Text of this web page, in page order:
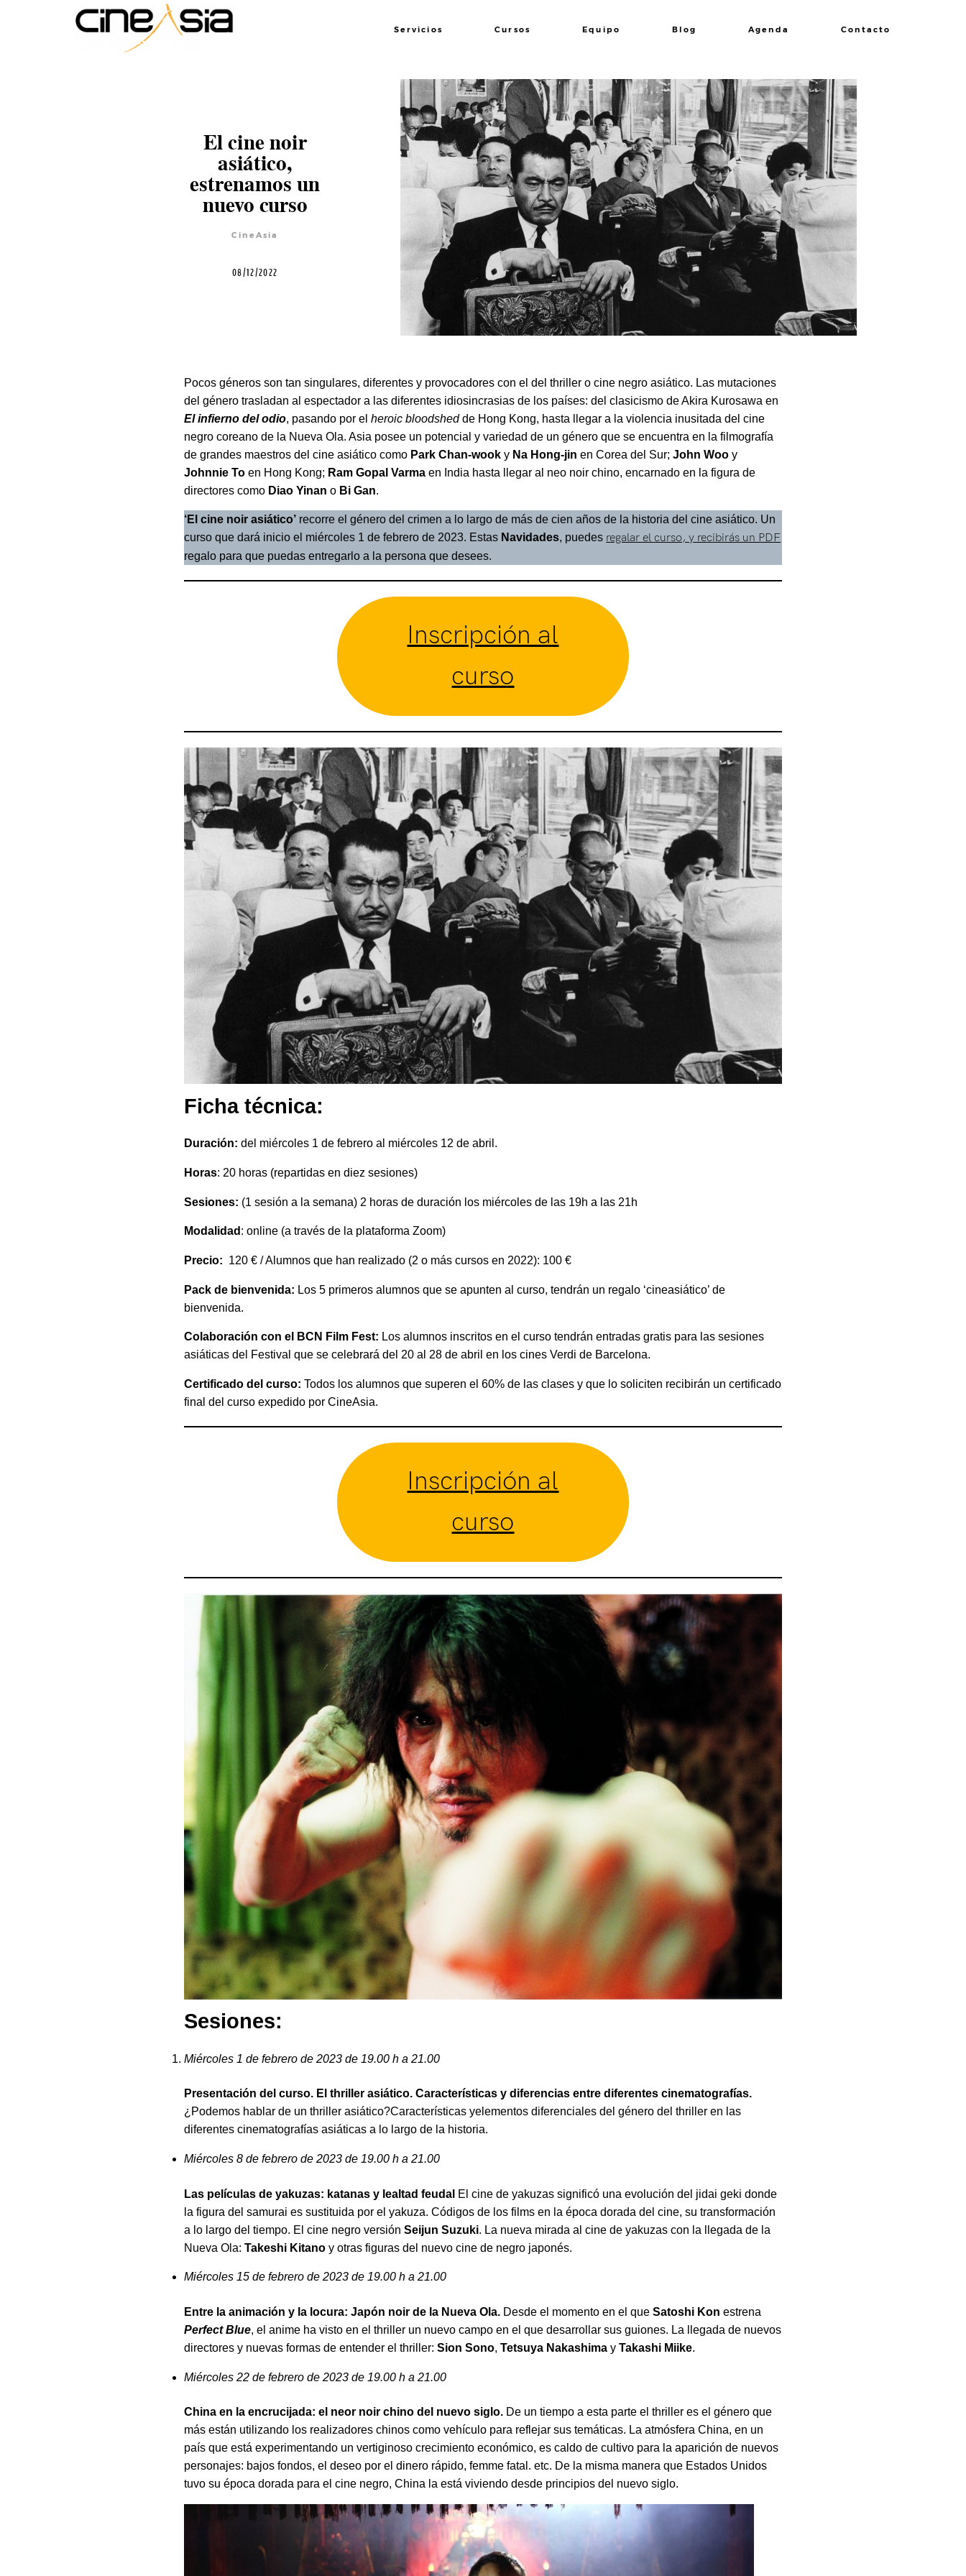
Servicios Cursos Equipo Blog Agenda Contacto
El cine noir
asiático,
estrenamos un
nuevo curso
CineAsia
08/12/2022
Pocos géneros son tan singulares, diferentes y provocadores con el del thriller o cine negro asiático. Las mutaciones
del género trasladan al espectador a las diferentes idiosincrasias de los países: del clasicismo de Akira Kurosawa en
El infierno del odio, pasando por elheroic bloodshedde Hong Kong, hasta llegar a la violencia inusitada del cine
negro coreano de la Nueva Ola. Asia posee un potencial y variedad de un género que se encuentra en la filmografía
de grandes maestros del cine asiático como Park Chan-wook y Na Hong-jin en Corea del Sur;John Woo y
Johnnie To en Hong Kong; Ram Gopal Varma en India hasta llegar al neo noir chino, encarnado en la figura de
directores como Diao Yinan o Bi Gan.
‘El cine noir asiático’ recorre el género del crimen a lo largo de más de cien años de la historia del cine asiático. Un
curso que dará inicio el miércoles 1 de febrero de 2023. Estas Navidades, puedes regalar el curso, y recibirás un PDF
regalo para que puedas entregarlo a la persona que desees.
Inscripción al
curso
Ficha técnica:
Duración: del miércoles 1 de febrero al miércoles 12 de abril.
Horas: 20 horas (repartidas en diez sesiones)
Sesiones: (1 sesión a la semana) 2 horas de duración los miércoles de las 19h a las 21h
Modalidad : online (a través de la plataforma Zoom)
Precio: 120 € / Alumnos que han realizado (2 o más cursos en 2022): 100 €
Pack de bienvenida: Los 5 primeros alumnos que se apunten al curso, tendrán un regalo ‘cineasiático’ de
bienvenida.
Colaboración con el BCN Film Fest: Los alumnos inscritos en el curso tendrán entradas gratis para las sesiones
asiáticas del Festival que se celebrará del 20 al 28 de abril en los cines Verdi de Barcelona.
Certificado del curso: Todos los alumnos que superen el 60% de las clases y que lo soliciten recibirán un certificado
final del curso expedido por CineAsia.
Inscripción al
curso
Sesiones:
Miércoles 1 de febrero de 2023 de 19.00 h a 21.00
Presentación del curso. El thriller asiático. Características y diferencias entre diferentes cinematografías.
¿Podemos hablar de un thriller asiático?Características yelementos diferenciales del género del thriller en las
diferentes cinematografías asiáticas a lo largo de la historia.
Miércoles 8 de febrero de 2023 de 19.00 h a 21.00
Las películas de yakuzas: katanas y lealtad feudal El cine de yakuzas significó una evolución del jidai geki donde
la figura del samurai es sustituida por el yakuza. Códigos de los films en la época dorada del cine, su transformación
a lo largo del tiempo. El cine negro versiónSeijun Suzuki. La nueva mirada al cine de yakuzas con la llegada de la
Nueva Ola:Takeshi Kitano y otras figuras del nuevo cine de negro japonés.
Miércoles 15 de febrero de 2023 de 19.00 h a 21.00
Entre la animación y la locura: Japón noir de la Nueva Ola. Desde el momento en el queSatoshi Kon estrena
Perfect Blue, el anime ha visto en el thriller un nuevo campo en el que desarrollar sus guiones. La llegada de nuevos
directores y nuevas formas de entender el thriller:Sion Sono,Tetsuya Nakashima yTakashi Miike.
Miércoles 22 de febrero de 2023 de 19.00 h a 21.00
China en la encrucijada: el neor noir chino del nuevo siglo. De un tiempo a esta parte el thriller es el género que
más están utilizando los realizadores chinos como vehículo para reflejar sus temáticas. La atmósfera China, en un
país que está experimentando un vertiginoso crecimiento económico, es caldo de cultivo para la aparición de nuevos
personajes: bajos fondos, el deseo por el dinero rápido, femme fatal. etc. De la misma manera que Estados Unidos
tuvo su época dorada para el cine negro, China la está viviendo desde principios del nuevo siglo.